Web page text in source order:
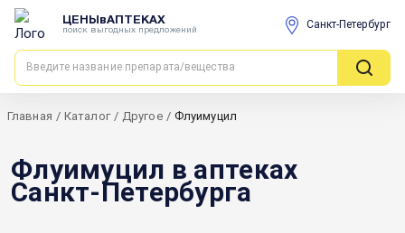
ЦЕНЫвАПТЕКАХ
поиск выгодных предложений Санкт-Петербург
Главная / Каталог / Другое / Флуимуцил
Флуимуцил в аптеках
Санкт-Петербурга